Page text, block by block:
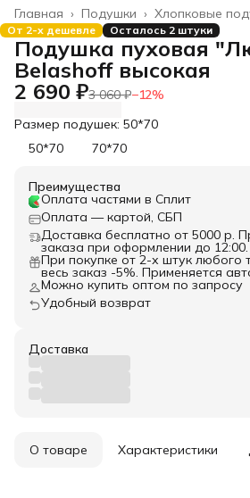
Хлопковые
Подушки ›
Главная ›
От 2-х дешевле Осталось 2 штуки
Подушка пуховая
Belashoff высокая
2 690 ₽3 060 ₽−12%
Размер подушек: 50*70
50*70
70*70
Преимущества
Оплата частями в Сплит
Оплата — картой, СБП
Доставка бесплатно от 5000 р.
заказа при оформлении до 12:00.
При покупке от 2-х штук любого
весь заказ -5%. Применяется
Можно купить оптом по запросу
Удобный возврат
Доставка
О товаре Характеристики